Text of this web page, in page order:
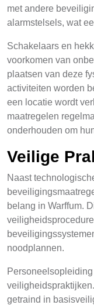
met andere
alarmstelsels, wat
Schakelaars en
voorkomen van
plaatsen van deze
activiteiten worden
een locatie wordt
maatregelen
onderhouden om
Veilige
Naast
belang in Warffum.
noodplannen.
getraind in